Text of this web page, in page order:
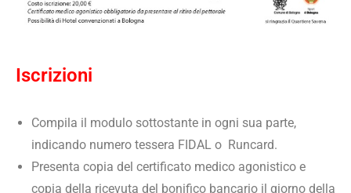
Iscrizioni
Compila il modulo sottostante in ogni sua parte,
indicando numero tessera FIDAL o Runcard.
Presenta copia del certificato medico agonistico e
copia della ricevuta del bonifico bancario il giorno della